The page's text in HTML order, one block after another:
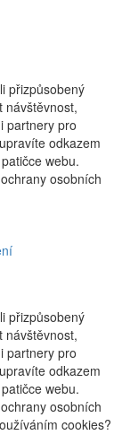
přizpůsobený
návštěvnost,
partnery pro
odkazem
webu.
osobních
přizpůsobený
návštěvnost,
partnery pro
odkazem
webu.
osobních
cookies?